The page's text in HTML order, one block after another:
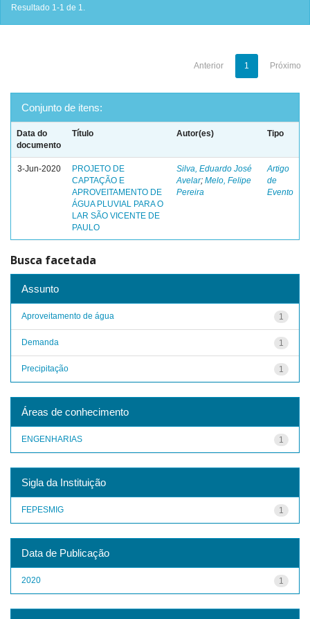
Resultado 1-1 de 1.
Anterior 1 Próximo
Conjunto de itens:
Data do
documento
Título Autor(es) Tipo
3-Jun-2020
PROJETO DE
CAPTAÇÃO E
APROVEITAMENTO DE
ÁGUA PLUVIAL PARA O
LAR SÃO VICENTE DE
PAULO
Silva, Eduardo José
Avelar; Melo, Felipe
Pereira
Artigo
de
Evento
Busca facetada
Assunto
1
Aproveitamento de água
1
Demanda
1
Precipitação
Áreas de conhecimento
1
ENGENHARIAS
Sigla da Instituição
1
FEPESMIG
Data de Publicação
1
2020